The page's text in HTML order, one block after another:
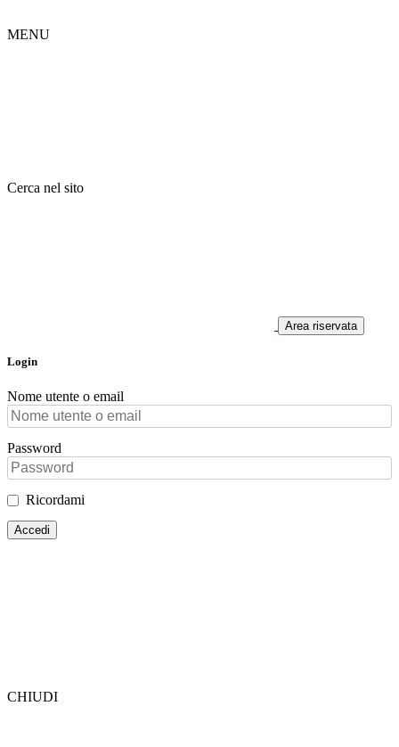
MENU
Cerca nel sito
Area riservata
Login
Nome utente o email
Password
Ricordami
CHIUDI